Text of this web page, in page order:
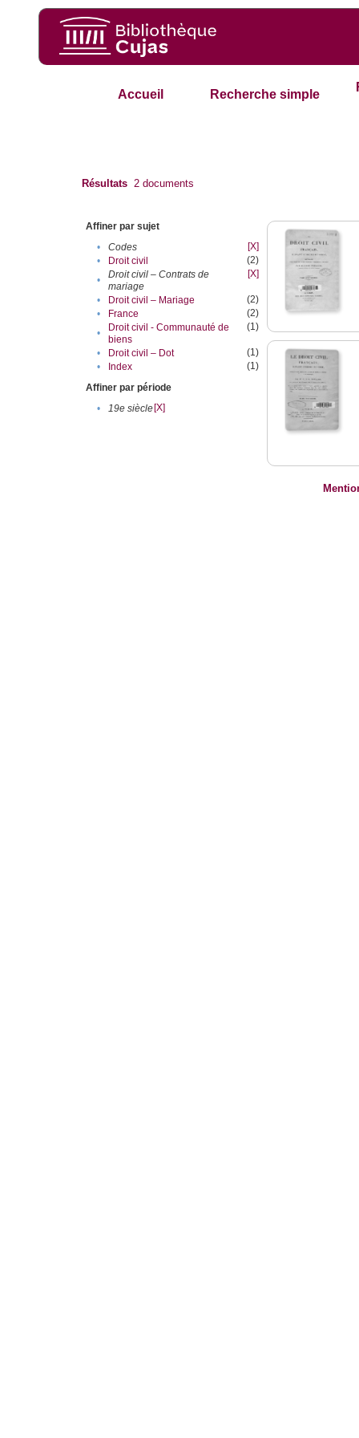
Accueil Recherche simple
Résultats 2 documents
Affiner par sujet
•
Codes
[X]
•
Droit civil
(2)
•
Droit civil – Contrats de
mariage
[X]
• Droit civil – Mariage
(2)
•
France
(2)
•
Droit civil - Communauté de
biens
(1)
• Droit civil – Dot
(1)
•
Index
(1)
Affiner par période
•
19e siècle[X]